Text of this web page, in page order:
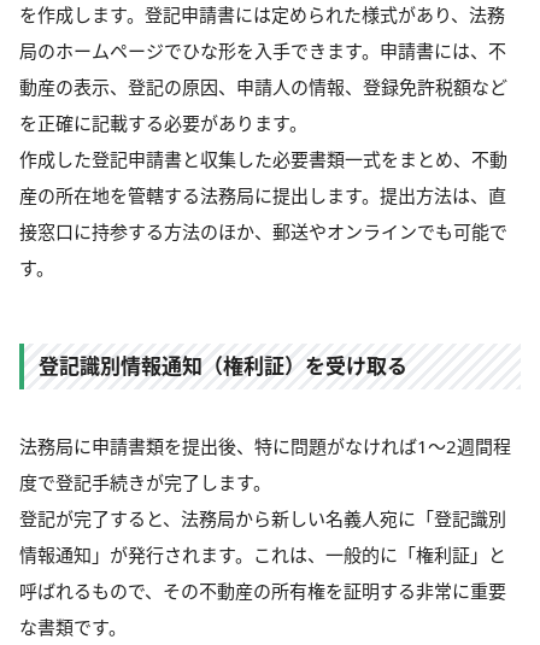
を作成します。登記申請書には定められた様式があり、法務
局のホームページでひな形を入手できます。申請書には、不
動産の表示、登記の原因、申請人の情報、登録免許税額など
を正確に記載する必要があります。
作成した登記申請書と収集した必要書類一式をまとめ、不動
産の所在地を管轄する法務局に提出します。提出方法は、直
接窓口に持参する方法のほか、郵送やオンラインでも可能で
す。
登記識別情報通知（権利証）を受け取る
法務局に申請書類を提出後、特に問題がなければ1～2週間程
度で登記手続きが完了します。
登記が完了すると、法務局から新しい名義人宛に「登記識別
情報通知」が発行されます。これは、一般的に「権利証」と
呼ばれるもので、その不動産の所有権を証明する非常に重要
な書類です。